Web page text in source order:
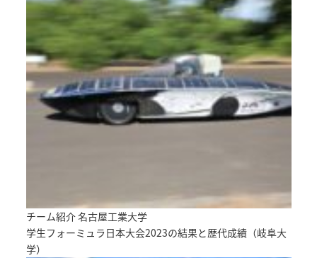
チーム紹介 名古屋工業大学
学生フォーミュラ日本大会2023の結果と歴代成績（岐阜大
学）